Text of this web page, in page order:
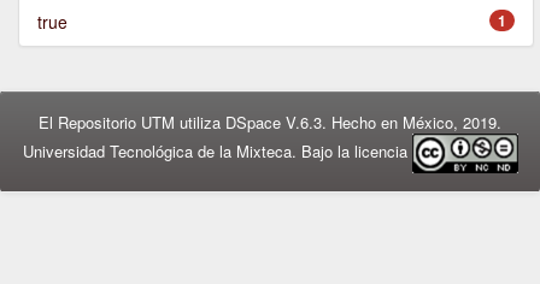
1
true
El Repositorio UTM utiliza DSpace V.6.3. Hecho en México, 2019.
Universidad Tecnológica de la Mixteca. Bajo la licencia